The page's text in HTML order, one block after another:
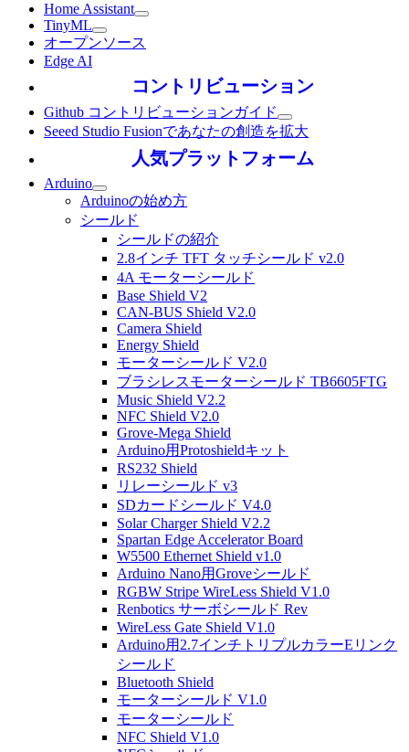
Home Assistant
TinyML
オープンソース
Edge AI
コントリビューション
Github コントリビューションガイド
Seeed Studio Fusionであなたの創造を拡大
人気プラットフォーム
Arduino
Arduinoの始め方
シールド
シールドの紹介
2.8インチ TFT タッチシールド v2.0
4A モーターシールド
Base Shield V2
CAN-BUS Shield V2.0
Camera Shield
Energy Shield
モーターシールド V2.0
ブラシレスモーターシールド TB6605FTG
Music Shield V2.2
NFC Shield V2.0
Grove-Mega Shield
Arduino用Protoshieldキット
RS232 Shield
リレーシールド v3
SDカードシールド V4.0
Solar Charger Shield V2.2
Spartan Edge Accelerator Board
W5500 Ethernet Shield v1.0
Arduino Nano用Groveシールド
RGBW Stripe WireLess Shield V1.0
Renbotics サーボシールド Rev
WireLess Gate Shield V1.0
Arduino用2.7インチトリプルカラーEリンク
シールド
Bluetooth Shield
モーターシールド V1.0
モーターシールド
NFC Shield V1.0